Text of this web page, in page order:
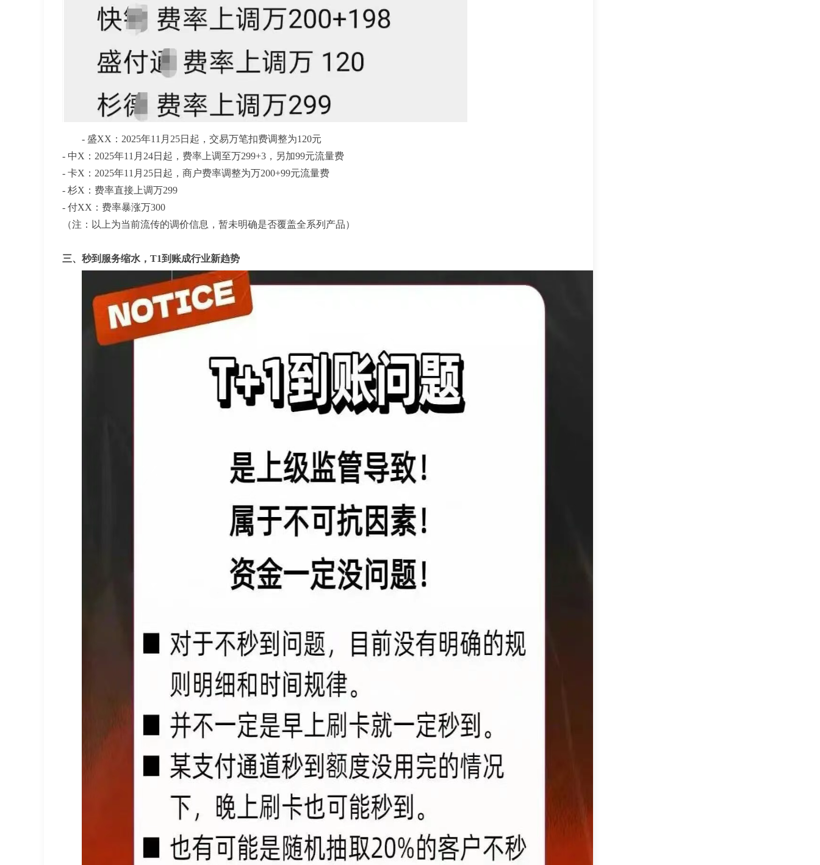
- 盛XX：2025年11月25日起，交易万笔扣费调整为120元
- 中X：2025年11月24日起，费率上调至万299+3，另加99元流量费
- 卡X：2025年11月25日起，商户费率调整为万200+99元流量费
- 杉X：费率直接上调万299
- 付XX：费率暴涨万300
（注：以上为当前流传的调价信息，暂未明确是否覆盖全系列产品）
三、秒到服务缩水，T1到账成行业新趋势